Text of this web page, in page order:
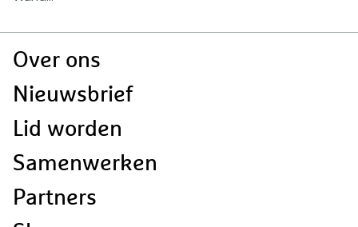
Doormat
Over ons
Nieuwsbrief
Lid worden
Samenwerken
Partners